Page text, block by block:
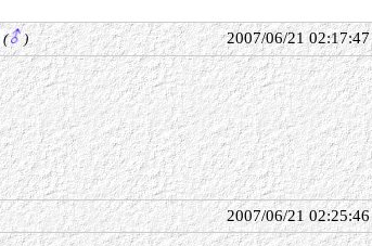
( ) 2007/06/21 02:17:47
2007/06/21 02:25:46